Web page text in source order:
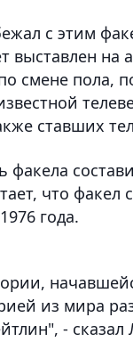
с этим
выставлен
смене пола,
ставших
факела
что факел
года.
из мира
-